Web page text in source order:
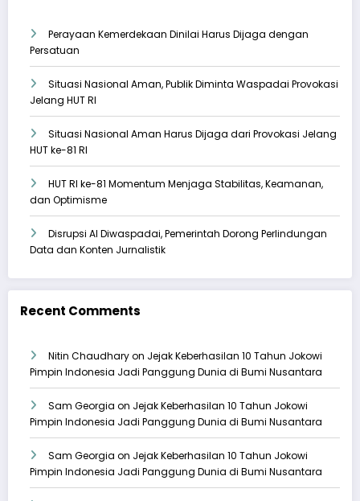
Perayaan Kemerdekaan Dinilai Harus Dijaga dengan
Persatuan
Situasi Nasional Aman, Publik Diminta Waspadai Provokasi
Jelang HUT RI
Situasi Nasional Aman Harus Dijaga dari Provokasi Jelang
HUT ke-81 RI
HUT RI ke-81 Momentum Menjaga Stabilitas, Keamanan,
dan Optimisme
Disrupsi AI Diwaspadai, Pemerintah Dorong Perlindungan
Data dan Konten Jurnalistik
Recent Comments
Nitin Chaudharyon Jejak Keberhasilan 10 Tahun Jokowi
Pimpin Indonesia Jadi Panggung Dunia di Bumi Nusantara
Sam Georgia on Jejak Keberhasilan 10 Tahun Jokowi
Pimpin Indonesia Jadi Panggung Dunia di Bumi Nusantara
Sam Georgia on Jejak Keberhasilan 10 Tahun Jokowi
Pimpin Indonesia Jadi Panggung Dunia di Bumi Nusantara